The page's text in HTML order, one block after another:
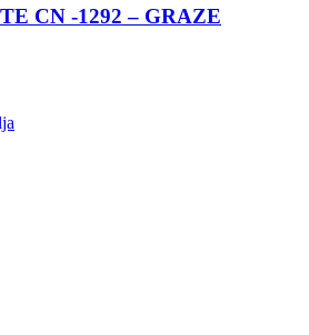
CN -1292 – GRAZE